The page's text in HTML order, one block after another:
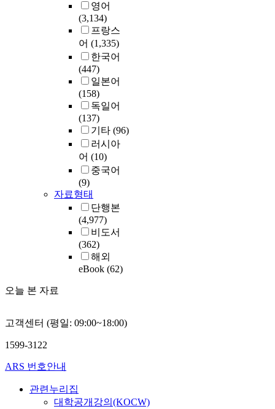
영어
(3,134)
프랑스
어 (1,335)
한국어
(447)
일본어
(158)
독일어
(137)
기타 (96)
러시아
어 (10)
중국어
(9)
자료형태
단행본
(4,977)
비도서
(362)
해외
eBook (62)
오늘 본 자료
고객센터 (평일: 09:00~18:00)
1599-3122
ARS 번호안내
관련누리집
대학공개강의(KOCW)